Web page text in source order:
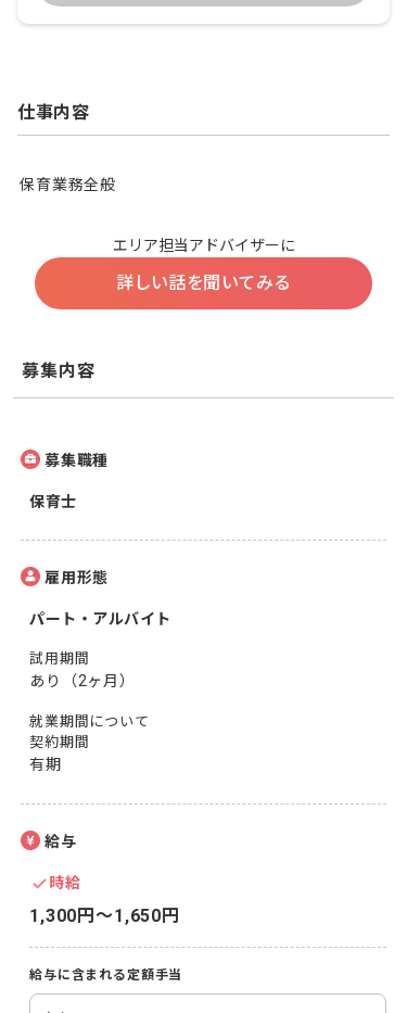
仕事内容
保育業務全般
エリア担当アドバイザーに
詳しい話を聞いてみる
募集内容
募集職種
保育士
雇用形態
パート・アルバイト
試用期間
あり（2ヶ月）
就業期間について
契約期間
有期
給与
時給
1,300円〜1,650円
給与に含まれる定額手当